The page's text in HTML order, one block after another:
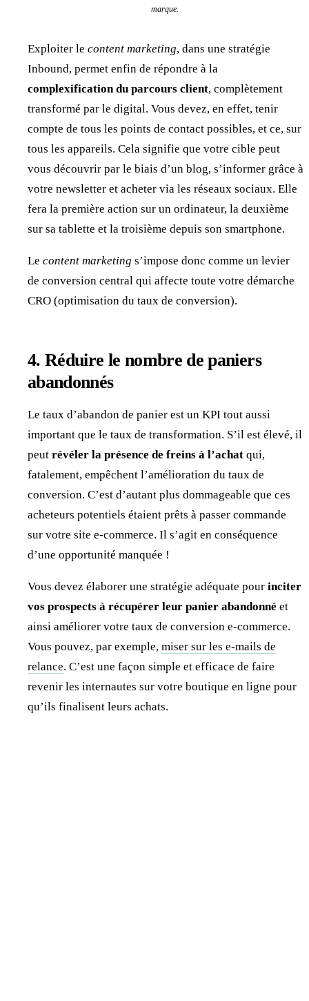
marque.
Exploiter le content marketing, dans une stratégie
Inbound, permet enfin de répondre à la
complexification du parcours client, complètement
transformé par le digital. Vous devez, en effet, tenir
compte de tous les points de contact possibles, et ce, sur
tous les appareils. Cela signifie que votre cible peut
vous découvrir par le biais d’un blog, s’informer grâce à
votre newsletter et acheter via les réseaux sociaux. Elle
fera la première action sur un ordinateur, la deuxième
sur sa tablette et la troisième depuis son smartphone.
Le content marketing s’impose donc comme un levier
de conversion central qui affecte toute votre démarche
CRO (optimisation du taux de conversion).
4.Réduire le nombre de paniers
abandonnés
Le taux d’abandon de panier est un KPI tout aussi
important que le taux de transformation. S’il est élevé, il
peut révéler la présence de freins à l’achat qui,
fatalement, empêchent l’amélioration du taux de
conversion. C’est d’autant plus dommageable que ces
acheteurs potentiels étaient prêts à passer commande
sur votre site e-commerce. Il s’agit en conséquence
d’une opportunité manquée !
Vous devez élaborer une stratégie adéquate pour inciter
vos prospects à récupérer leur panier abandonné et
ainsi améliorer votre taux de conversion e-commerce.
Vous pouvez, par exemple, miser sur les e-mails de
relance. C’est une façon simple et efficace de faire
revenir les internautes sur votre boutique en ligne pour
qu’ils finalisent leurs achats.